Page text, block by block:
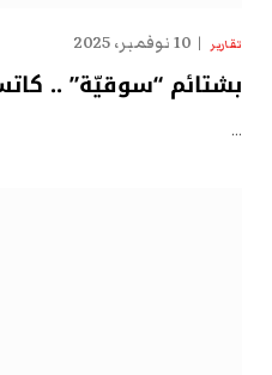
تقارير 10 نوفمبر، 2025
بشتائم “سوقيّة” ..
…